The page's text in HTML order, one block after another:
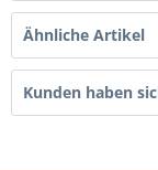
Ähnliche Artikel
Kunden haben